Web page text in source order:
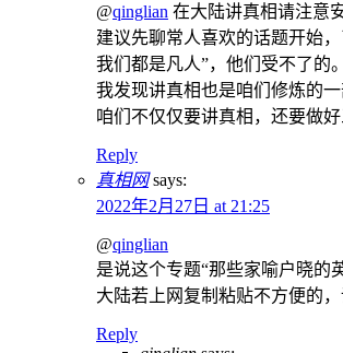
@qinglian 在大陆讲真相请注意
建议先聊常人喜欢的话题开始
我们都是凡人”，他们受不了的
我发现讲真相也是咱们修炼的
咱们不仅仅要讲真相，还要做
Reply
真相网 says:
2022年2月27日 at 21:25
@qinglian
是说这个专题“那些家喻户晓的
大陆若上网复制粘贴不方便的
Reply